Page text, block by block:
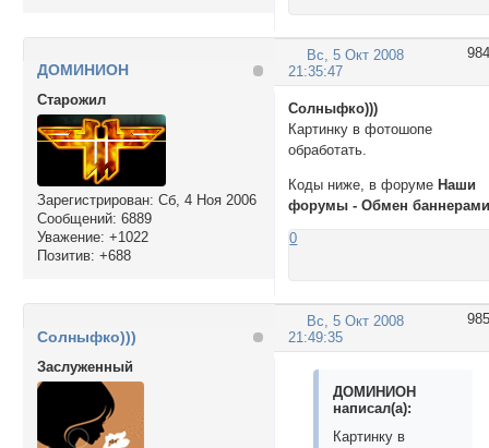
984
Вс, 5 Окт 2008
21:35:47
ДОМИНИОН
Cтарожил
Зарегистрирован: Сб, 4 Ноя 2006
Сообщений: 6889
Уважение: +1022
Позитив: +688
Солныфко)))
Картинку в фотошопе
обработать.
Коды ниже, в форуме Наши
форумы - Обмен
0
985
Вс, 5 Окт 2008
21:49:35
Солныфко)))
Заслуженный
ДОМИНИОН
написал(а):
Картинку в